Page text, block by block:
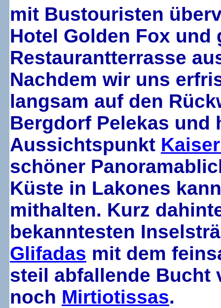
mit Bustouristen
Hotel Golden Fox und
Restaurantterrasse
Nachdem wir uns
langsam auf den
Bergdorf Pelekas und
Aussichtspunkt
schöner
Küste in Lakones
mithalten. Kurz
bekanntesten
Glifadas mit dem
steil abfallende Bucht
noch Mirtiotissas.